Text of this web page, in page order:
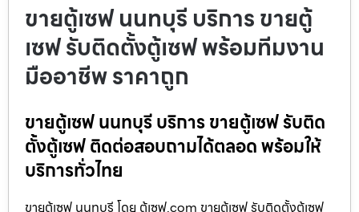
ขายตู้เซฟ นนทบุรี บริการ ขายตู้
เซฟ รับติดตั้งตู้เซฟ พร้อมทีมงาน
มืออาชีพ ราคาถูก
ขายตู้เซฟ นนทบุรี บริการ ขายตู้เซฟ รับติด
ตั้งตู้เซฟ ติดต่อสอบถามได้ตลอด พร้อมให้
บริการทั่วไทย
ขายตู้เซฟ นนทบุรี โดย ตู้เซฟ.com ขายตู้เซฟ รับติดตั้งตู้เซฟ